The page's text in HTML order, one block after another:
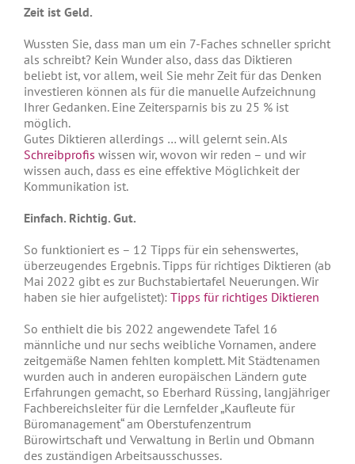
Zeit ist Geld.
Wussten Sie, dass man um ein 7-Faches schneller spricht
als schreibt? Kein Wunder also, dass das Diktieren
beliebt ist, vor allem, weil Sie mehr Zeit für das Denken
investieren können als für die manuelle Aufzeichnung
Ihrer Gedanken. Eine Zeitersparnis bis zu 25 % ist
möglich.
Gutes Diktieren allerdings … will gelernt sein. Als
Schreibprofis wissen wir, wovon wir reden – und wir
wissen auch, dass es eine effektive Möglichkeit der
Kommunikation ist.
Einfach. Richtig. Gut.
So funktioniert es – 12 Tipps für ein sehenswertes,
überzeugendes Ergebnis. Tipps für richtiges Diktieren (ab
Mai 2022 gibt es zur Buchstabiertafel Neuerungen. Wir
haben sie hier aufgelistet): Tipps für richtiges Diktieren
So enthielt die bis 2022 angewendete Tafel 16
männliche und nur sechs weibliche Vornamen, andere
zeitgemäße Namen fehlten komplett. Mit Städtenamen
wurden auch in anderen europäischen Ländern gute
Erfahrungen gemacht, so Eberhard Rüssing, langjähriger
Fachbereichsleiter für die Lernfelder „Kaufleute für
Büromanagement“ am Oberstufenzentrum
Bürowirtschaft und Verwaltung in Berlin und Obmann
des zuständigen Arbeitsausschusses.